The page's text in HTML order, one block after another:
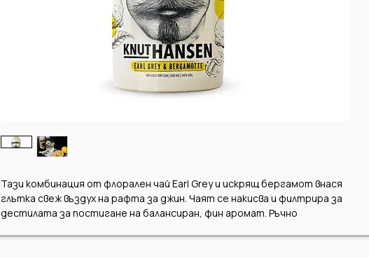
Тази комбинация от флорален чай Earl Grey и искрящ бергамот внася
глътка свеж въздух на рафта за джин. Чаят се накисва и филтрира за
дестилата за постигане на балансиран, фин аромат. Ръчно